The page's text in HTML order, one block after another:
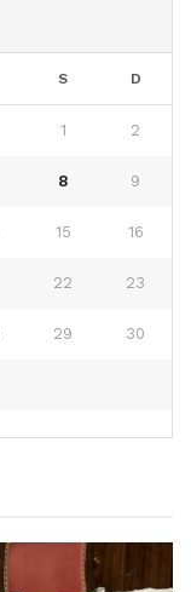
S D
1 2
8 9
15 16
22 23
29 30